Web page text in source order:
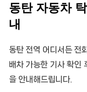
동탄 자동차
내
동탄 전역 어디서든 전
배차 가능한 기사 확인
을 안내해드립니다.